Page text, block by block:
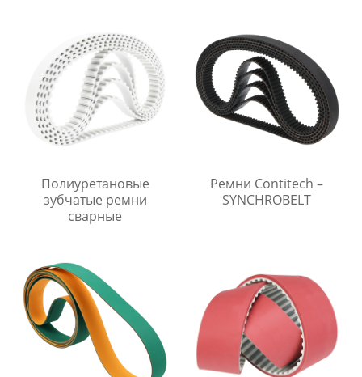
Полиуретановые
зубчатые ремни
сварные
Ремни Contitech –
SYNCHROBELT